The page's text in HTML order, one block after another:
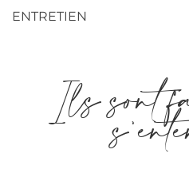
ENTRETIEN
Ils sont